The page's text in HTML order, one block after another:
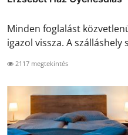
Minden foglalást
igazol vissza. A szálláshely
2117 megtekintés